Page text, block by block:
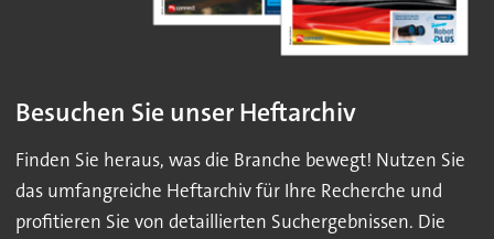
Besuchen Sie unser Heftarchiv
Finden Sie heraus, was die Branche bewegt! Nutzen Sie
das umfangreiche Heftarchiv für Ihre Recherche und
profitieren Sie von detaillierten Suchergebnissen. Die